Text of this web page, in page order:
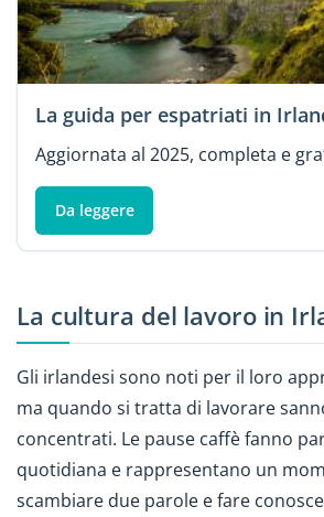
La guida per espatriati in
Aggiornata al 2025, completa e
Da leggere
La cultura del lavoro in
Gli irlandesi sono noti per il loro
ma quando si tratta di lavorare
concentrati. Le pause caffè fanno
quotidiana e rappresentano un
scambiare due parole e fare